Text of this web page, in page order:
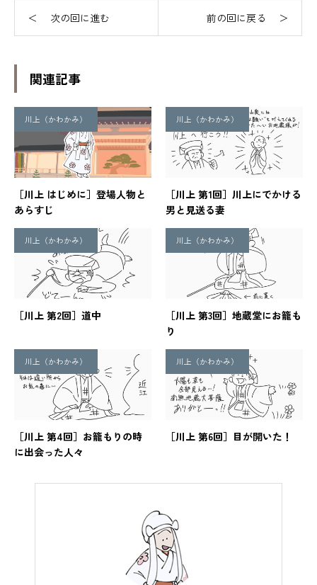
関連記事
川上（かわかみ）
［川上 はじめに］登場人物と
あらすじ
川上（かわかみ）
［川上 第1回］川上にでかける
男と見送る妻
川上（かわかみ）
［川上 第2回］道中
川上（かわかみ）
［川上 第3回］地蔵堂にお籠も
り
川上（かわかみ）
［川上 第4回］お籠もりの時
に出会った人々
川上（かわかみ）
［川上 第6回］目が開いた！